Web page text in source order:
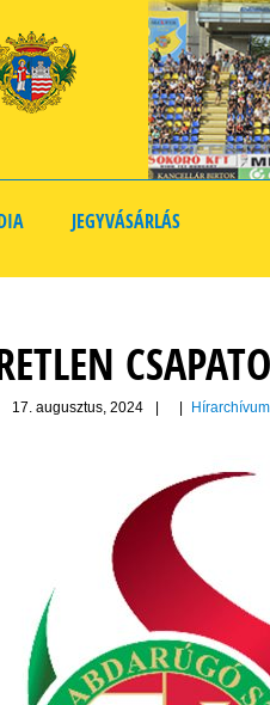
JEGYVÁSÁRLÁS
17. augusztus, 2024 Hírarchívum